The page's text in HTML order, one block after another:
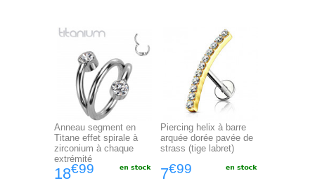
Anneau segment en
Titane effet spirale à
zirconium à chaque
extrémité
18€99
Piercing helix à barre
arquée dorée pavée de
strass (tige labret)
7€99